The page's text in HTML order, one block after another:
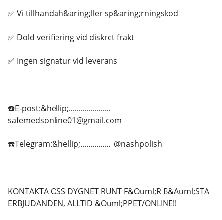
✅ Vi tillhandah&aring;ller sp&aring;rningskod
✅ Dold verifiering vid diskret frakt
✅ Ingen signatur vid leverans
☎️E-post:&hellip;.....................
safemedsonline01@gmail.com
☎️Telegram:&hellip;................ @nashpolish
KONTAKTA OSS DYGNET RUNT F&Ouml;R B&Auml;STA
ERBJUDANDEN, ALLTID &Ouml;PPET/ONLINE!!